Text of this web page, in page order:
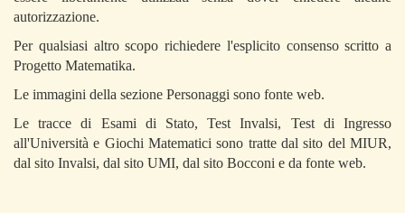
autorizzazione.
Per qualsiasi altro scopo richiedere l'esplicito consenso scritto a
Progetto Matematika.
Le immagini della sezione Personaggi sono fonte web.
Le tracce di Esami di Stato, Test Invalsi, Test di Ingresso
all'Università e Giochi Matematici sono tratte dal sito del MIUR,
dal sito Invalsi, dal sito UMI, dal sito Bocconi e da fonte web.